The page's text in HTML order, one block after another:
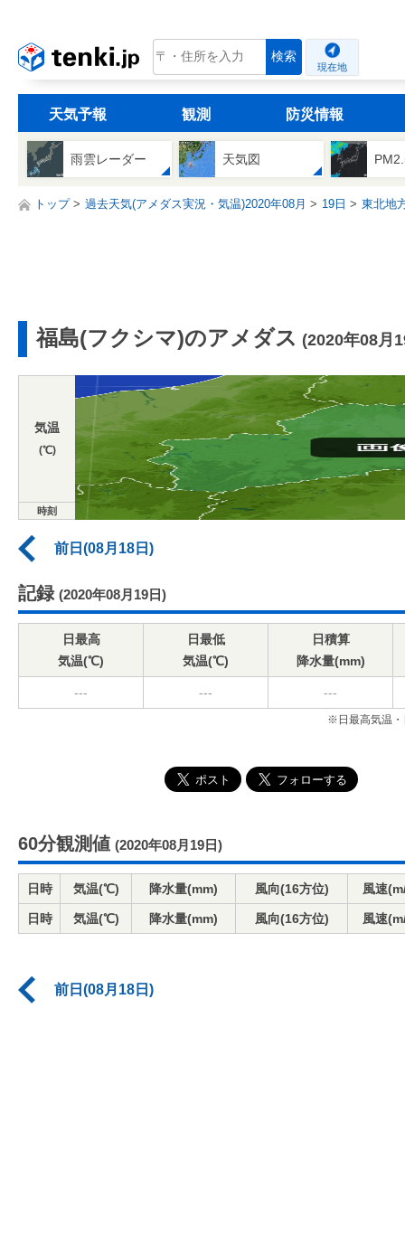
tenki.jp 検索
現在地
天気予報 観測 防災情報
雨雲レーダー 天気図
トップ 過去天気(アメダス実況・気温)2020年08月 19日 東北地
福島(フクシマ)のアメダス (2020年08月
気温
(℃)
時刻
前日(08月18日)
記録 (2020年08月19日)
日最高
気温(℃)
日最低
気温(℃)
日積算
降水量(mm)
--- --- ---
※日最高気温・
60分観測値 (2020年08月19日)
日時 気温(℃) 降水量(mm) 風向(16方位) 風速
日時 気温(℃) 降水量(mm) 風向(16方位) 風速
前日(08月18日)